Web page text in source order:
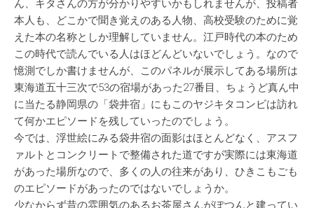
ん、キタさんの方が分かりやすいかもしれませんが、投稿者
本人も、どこかで聞き覚えのある人物、高校受験のために覚
えた本の名称としか理解していません。江戸時代の本のため
この時代で読んでいる人はほどんどいないでしょう。なので
憶測でしか書けませんが、このパネルが展示してある場所は
東海道五十三次で53の宿場があった27番目、ちょうど真ん中
に当たる静岡県の「袋井宿」にもこのヤジキタコンビは訪れ
て何かエピソードを残していったのでしょう。
今では、浮世絵にみる袋井宿の面影はほとんどなく、アスフ
ァルトとコンクリートで整備された道ですが実際には東海道
があった場所なので、多くの人の往来があり、ひきこもごも
のエピソードがあったのではないでしょうか。
少なからず昔の雰囲気のあるお茶屋さんがぽつんと建ってい